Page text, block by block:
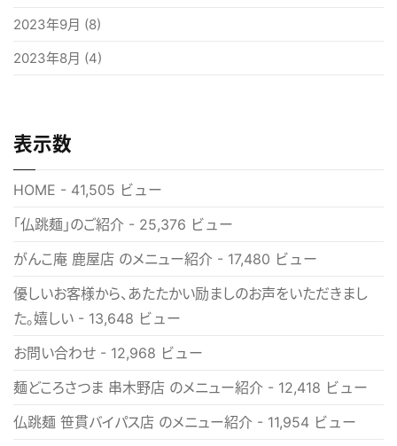
2023年9月 (8)
2023年8月 (4)
表示数
HOME - 41,505 ビュー
「仏跳麺」のご紹介 - 25,376 ビュー
がんこ庵 鹿屋店 のメニュー紹介 - 17,480 ビュー
優しいお客様から、あたたかい励ましのお声をいただきまし
た。嬉しい - 13,648 ビュー
お問い合わせ - 12,968 ビュー
麺どころさつま 串木野店 のメニュー紹介 - 12,418 ビュー
仏跳麺 笹貫バイパス店 のメニュー紹介 - 11,954 ビュー